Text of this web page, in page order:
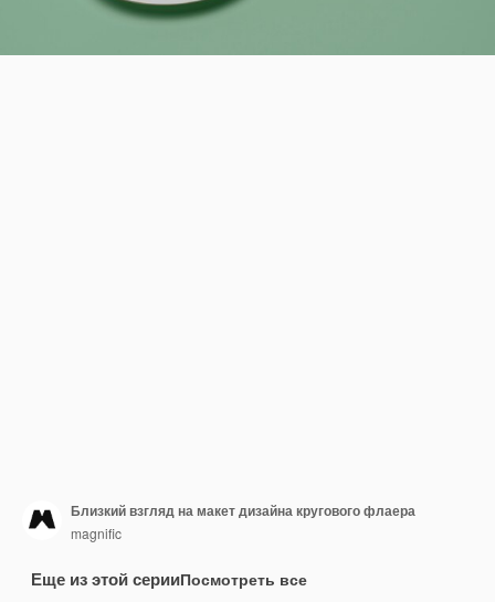
Близкий взгляд на макет дизайна кругового флаера
magnific
Еще из этой серииПосмотреть все